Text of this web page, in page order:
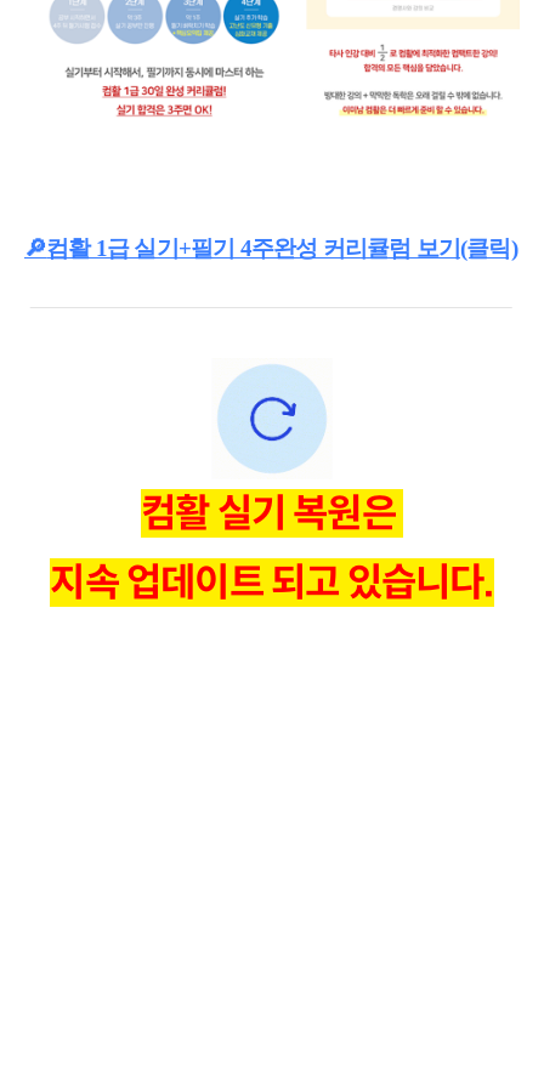
🔎컴활 1급 실기+필기 4주완성 커리큘럼 보기(클릭)
컴활 실기 복원은
지속 업데이트 되고 있습니다.